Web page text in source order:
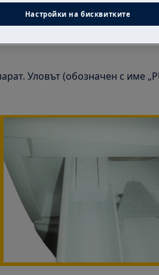
те могат да се различават от
Уловът (обозначен с име
Настройки на бисквитките